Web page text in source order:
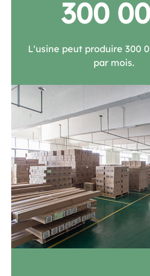
300
L'usine peut produire 300
par mois.